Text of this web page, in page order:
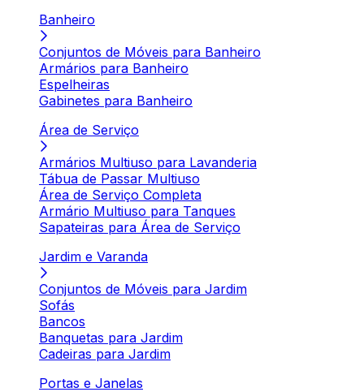
Banheiro
Conjuntos de Móveis para Banheiro
Armários para Banheiro
Espelheiras
Gabinetes para Banheiro
Área de Serviço
Armários Multiuso para Lavanderia
Tábua de Passar Multiuso
Área de Serviço Completa
Armário Multiuso para Tanques
Sapateiras para Área de Serviço
Jardim e Varanda
Conjuntos de Móveis para Jardim
Sofás
Bancos
Banquetas para Jardim
Cadeiras para Jardim
Portas e Janelas